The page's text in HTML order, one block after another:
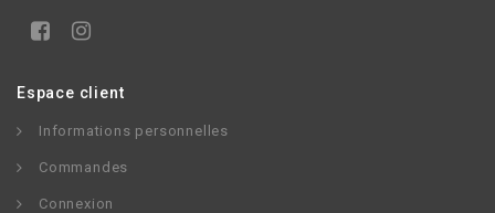
Espace client
Informations personnelles
Commandes
Connexion